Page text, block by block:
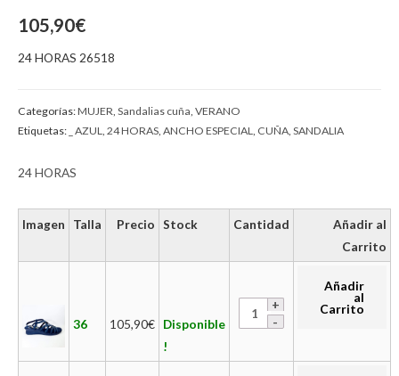
105,90€
24 HORAS 26518
Categorías:MUJER Sandalias cuña VERANO
Etiquetas: _ AZUL 24 HORAS ANCHO ESPECIAL CUÑA SANDALIA
24 HORAS
Imagen Talla Precio Stock Cantidad
Añadir al
Carrito
36 105,90€ Disponible
!
Añadir
al
Carrito